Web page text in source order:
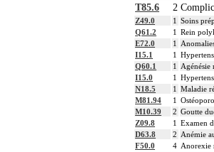
T85.6
2
Z49.0 1
Soins
Q61.2
1
Rein
E72.0
1
I15.1
1
Q60.1
1
Agénésie
I15.0
1
N18.5
1
Maladie
M81.94
1
M10.39
2 Goutte
Z09.8
1
Examen
D63.8
2 Anémie
F50.0
4 Anorexie